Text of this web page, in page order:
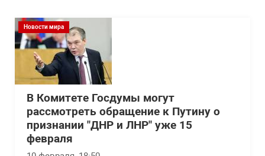
Новости мира
В Комитете Госдумы могут
рассмотреть обращение к Путину о
признании "ДНР и ЛНР" уже 15
февраля